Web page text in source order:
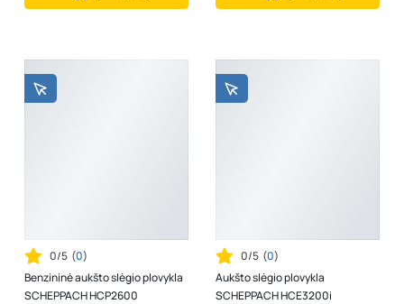
0/5 (0)
Benzininė aukšto slėgio plovykla
SCHEPPACH HCP2600
0/5 (0)
Aukšto slėgio plovykla
SCHEPPACH HCE3200i